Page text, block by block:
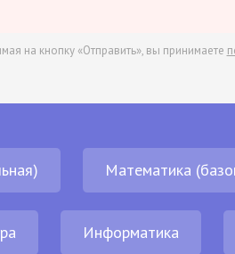
на кнопку «Отправить», вы принимаете
Математика
Информатика